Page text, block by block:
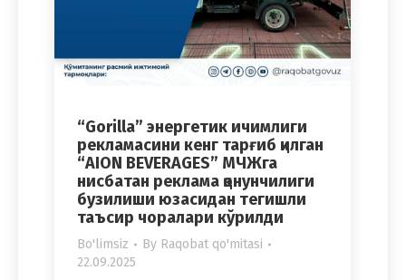
“Gorilla” энергетик ичимлиги
рекламасини кенг тарғиб қилган
“AION BEVERAGES” МЧЖга
нисбатан реклама қонунчилиги
бузилиши юзасидан тегишли
таъсир чоралари кўрилди
Bo'limsiz By Raqobat qo'mitasi
22.09.2025